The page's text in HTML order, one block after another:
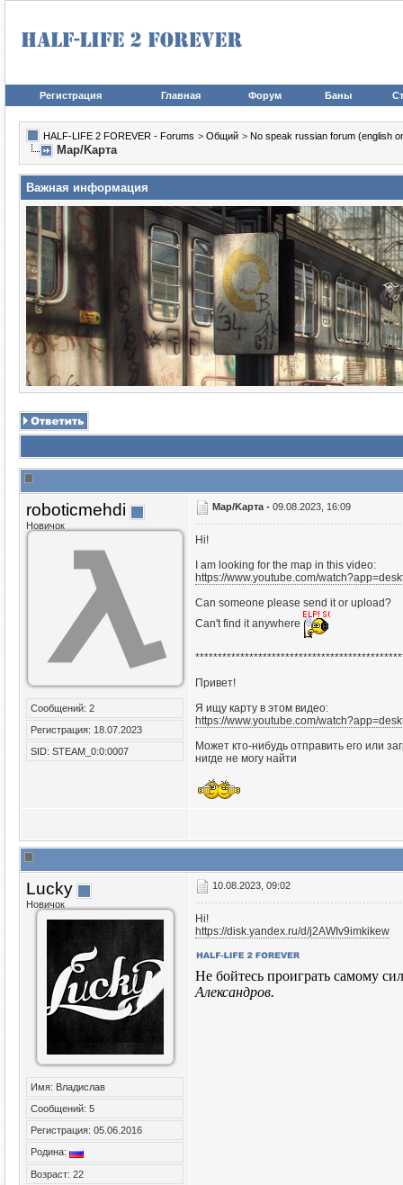
Регистрация Главная Форум Баны
HALF-LIFE 2 FOREVER - Forums > Общий > No speak russian forum (english
Map/Kapтa
Важная информация
roboticmehdi
Новичок
Сообщений: 2
Регистрация: 18.07.2023
SID: STEAM_0:0:0007
Map/Kapтa - 09.08.2023, 16:09
Hi!
I am looking for the map in this video:
https://www.youtube.com/
Can someone please send it or upload?
Can't find it anywhere
Привет!
Я ищу карту в этом видео:
https://www.youtube.com/
Может кто-нибудь отправить его или
нигде не могу найти
Lucky
Новичок
Имя: Владислав
Сообщений: 5
Регистрация: 05.06.2016
Родина:
Возраст: 22
10.08.2023, 09:02
Hi!
https://disk.yandex.ru/d/j2AWIv9imkikew
Не бойтесь проиграть самому
Александров.